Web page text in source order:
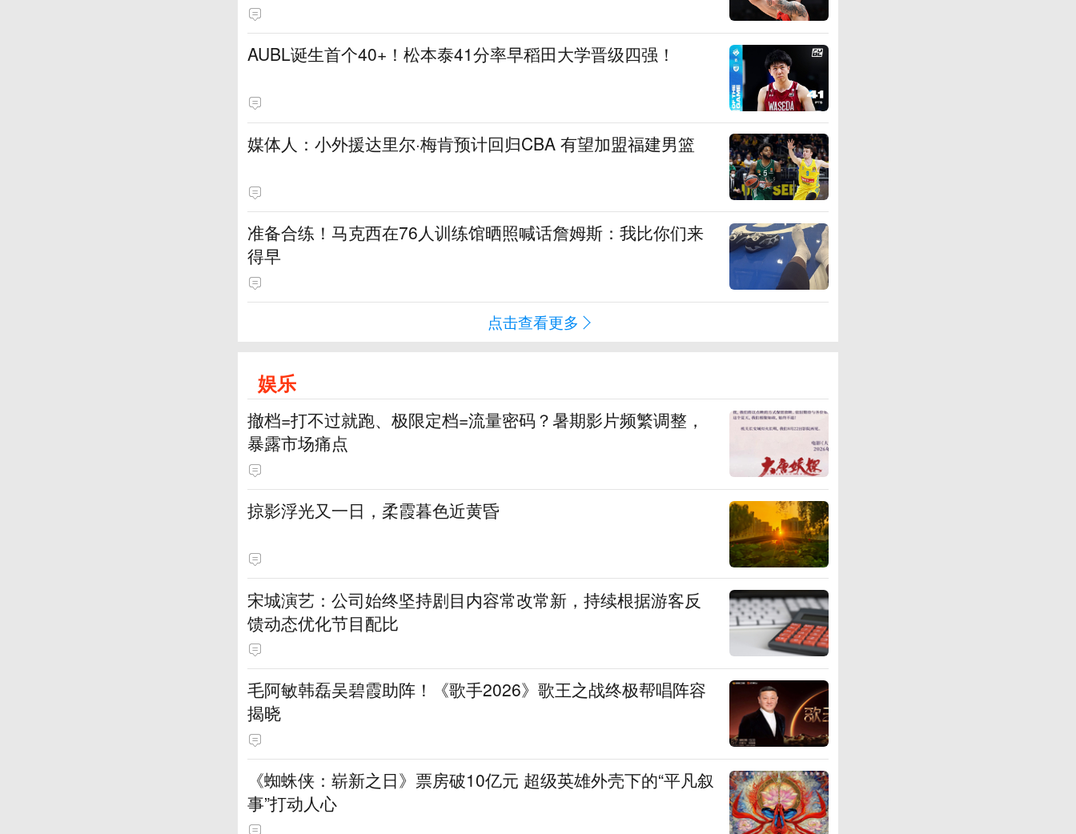
AUBL诞生首个40+！松本泰41分率早稻田大学晋级四强！
媒体人：小外援达里尔·梅肯预计回归CBA 有望加盟福建男篮
准备合练！马克西在76人训练馆晒照喊话詹姆斯：我比你们来
得早
点击查看更多
娱乐
撤档=打不过就跑、极限定档=流量密码？暑期影片频繁调整，
暴露市场痛点
掠影浮光又一日，柔霞暮色近黄昏
宋城演艺：公司始终坚持剧目内容常改常新，持续根据游客反
馈动态优化节目配比
毛阿敏韩磊吴碧霞助阵！《歌手2026》歌王之战终极帮唱阵容
揭晓
《蜘蛛侠：崭新之日》票房破10亿元 超级英雄外壳下的“平凡叙
事”打动人心